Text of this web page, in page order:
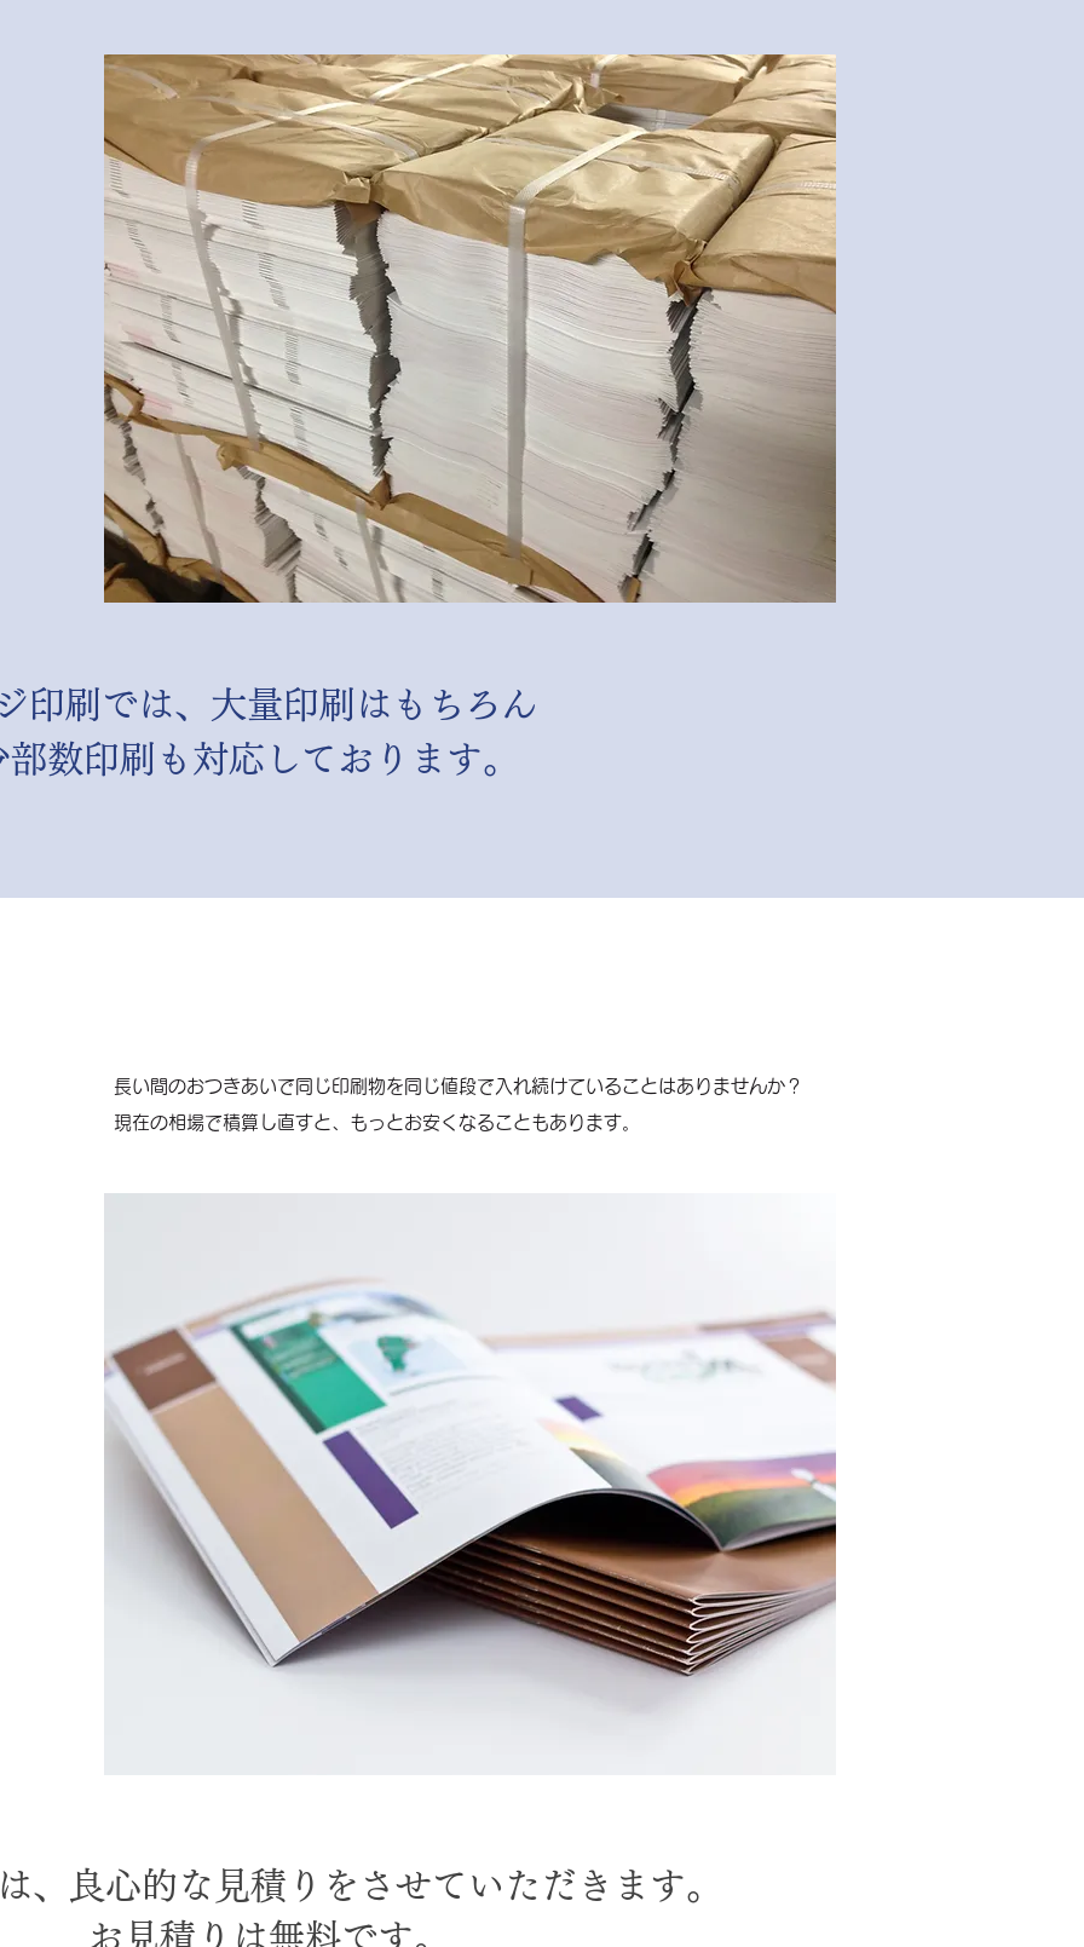
印刷では、大量印刷はもちろん
部数印刷も対応しております。
長い間のおつきあいで同じ印刷物を同じ値段で入れ続けていることはありませんか？
現在の相場で積算し直すと、もっとお安くなることもあります。
、良心的な見積りをさせていただきます。
お見積りは無料です。